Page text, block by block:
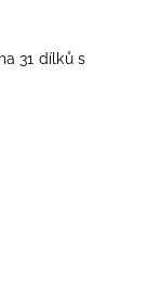
31 dílků s